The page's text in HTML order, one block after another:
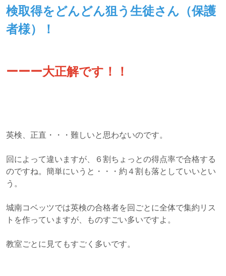
検取得をどんどん狙う生徒さん（保護
者様）！
ーーー大正解です！！
英検、正直・・・難しいと思わないのです。
回によって違いますが、６割ちょっとの得点率で合格する
のですね。簡単にいうと・・・約４割も落としていいとい
う。
城南コベッツでは英検の合格者を回ごとに全体で集約リス
トを作っていますが、ものすごい多いですよ。
教室ごとに見てもすごく多いです。